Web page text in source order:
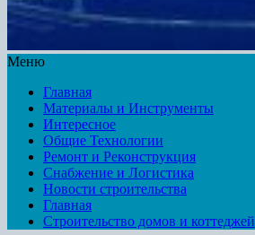
Меню
Главная
Материалы и Инструменты
Интересное
Общие Технологии
Ремонт и Реконструкция
Снабжение и Логистика
Новости строительства
Главная
Строительство домов и коттеджей